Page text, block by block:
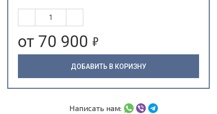
от 70 900 5
ДОБАВИТЬ В КОРИЗНУ
Написать нам: